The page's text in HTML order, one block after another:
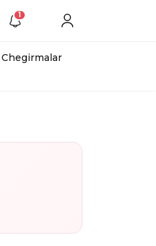
1
Chegirmalar